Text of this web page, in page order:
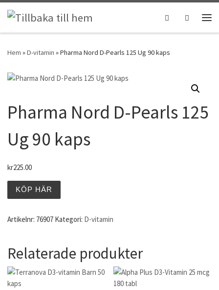
Hoppa till innehåll
Search
Hem »D-vitamin »Pharma Nord D-Pearls 125 Ug 90 kaps
Pharma Nord D-Pearls 125
Ug 90 kaps
kr225.00
KÖP HÄR
Artikelnr: 76907 Kategori: D-vitamin
Relaterade produkter